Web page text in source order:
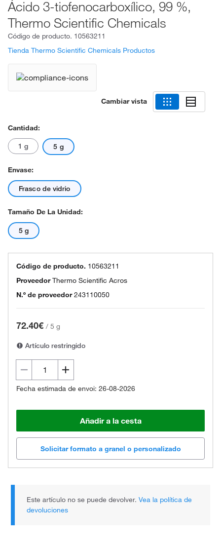
Ácido 3-tiofenocarboxílico, 99 %,
Thermo Scientific Chemicals
Código de producto. 10563211
Tienda Thermo Scientific Chemicals Productos
Cambiar vista
Cantidad:
1 g 5 g
Envase:
Frasco de vidrio
Tamaño De La Unidad:
5 g
Código de producto. 10563211
ProveedorThermo Scientific Acros
N.º de proveedor 243110050
72.40€ / 5 g
Artículo restringido
Fecha estimada de envoi: 26-08-2026
Añadir a la cesta
Solicitar formato a granel o personalizado
Este artículo no se puede devolver.Vea la política de
devoluciones